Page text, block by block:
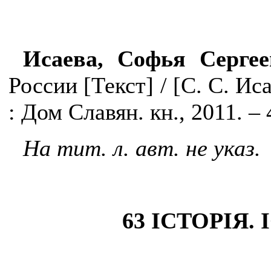
Исаева, Софья
России [Текст] / [С. С.
: Дом Славян. кн., 2011. –
На тит. л. авт. не указ.
63 ІСТОРІЯ. І